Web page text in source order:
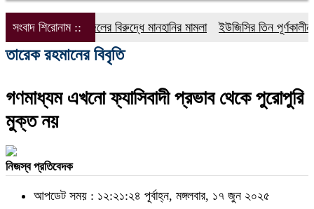
সংবাদ শিরোনাম ::ডিপজলের বিরুদ্ধে মানহানির মামলা ইউজিসির তিন পূর্ণকালীন
তারেক রহমানের বিবৃতি
গণমাধ্যম এখনো ফ্যাসিবাদী প্রভাব থেকে পুরোপুরি
মুক্ত নয়
নিজস্ব প্রতিবেদক
আপডেট সময় : ১২:২১:২৪ পূর্বাহ্ন, মঙ্গলবার, ১৭ জুন ২০২৫